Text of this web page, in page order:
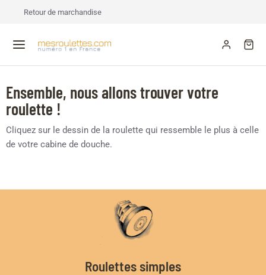
Retour de marchandise
Ensemble, nous allons trouver votre
roulette !
Cliquez sur le dessin de la roulette qui ressemble le plus à celle
de votre cabine de douche.
Roulettes simples